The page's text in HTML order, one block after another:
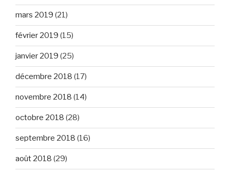
mars 2019 (21)
février 2019 (15)
janvier 2019 (25)
décembre 2018 (17)
novembre 2018 (14)
octobre 2018 (28)
septembre 2018 (16)
août 2018 (29)